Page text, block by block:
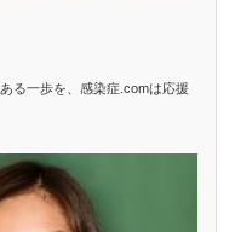
る一歩を、感染症.comは応援